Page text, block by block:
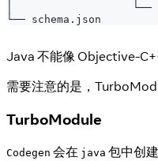
│                   └──
└── schema.json
Java 不能像 Objective-
需要注意的是，
TurboModule
Codegen 会在 java 包中创